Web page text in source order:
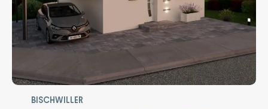
BISCHWILLER